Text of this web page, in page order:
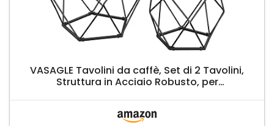
VASAGLE Tavolini da caffè, Set di 2 Tavolini,
Struttura in Acciaio Robusto, per
Vintage e Nero LET040B01